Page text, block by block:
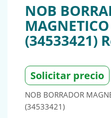
NOB
(34533421)
Solicitar precio
NOB BORRADOR
(34533421)